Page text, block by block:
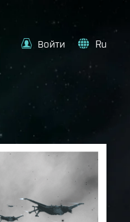
Войти Ru